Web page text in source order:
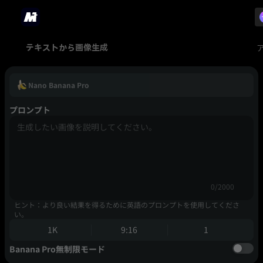
テキストから画像生成
Nano Banana Pro
プロンプト
0/2000
ヒント：より良い結果を得るために英語のプロンプトを使用してくださ
い。
1K 9:16
1
Banana Pro無制限モード